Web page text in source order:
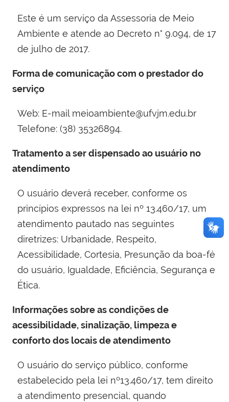
Este é um serviço da Assessoria de Meio
Ambiente e atende ao Decreto n° 9.094, de 17
de julho de 2017.
Forma de comunicação com o prestador do
serviço
Web: E-mail meioambiente@ufvjm.edu.br
Telefone: (38) 35326894.
Tratamento a ser dispensado ao usuário no
atendimento
O usuário deverá receber, conforme os
princípios expressos na lei nº 13.460/17, um
atendimento pautado nas seguintes
diretrizes: Urbanidade, Respeito,
Acessibilidade, Cortesia, Presunção da boa-fé
do usuário, Igualdade, Eficiência, Segurança e
Ética.
Informações sobre as condições de
acessibilidade, sinalização, limpeza e
conforto dos locais de atendimento
O usuário do serviço público, conforme
estabelecido pela lei nº13.460/17, tem direito
a atendimento presencial, quando